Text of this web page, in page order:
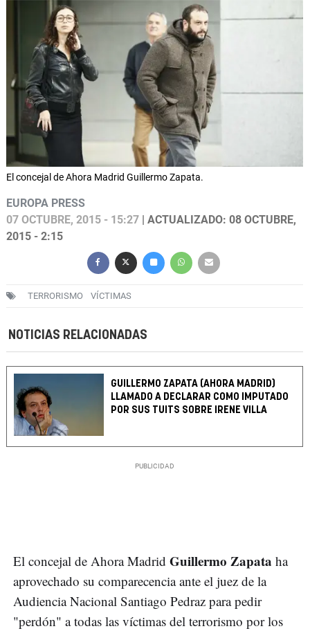
El concejal de Ahora Madrid Guillermo Zapata.
EUROPA PRESS
07 OCTUBRE, 2015 - 15:27 | ACTUALIZADO: 08 OCTUBRE,
2015 - 2:15
TERRORISMO VÍCTIMAS
NOTICIAS RELACIONADAS
GUILLERMO ZAPATA (AHORA MADRID)
LLAMADO A DECLARAR COMO IMPUTADO
POR SUS TUITS SOBRE IRENE VILLA
El concejal de Ahora Madrid Guillermo Zapata ha
aprovechado su comparecencia ante el juez de la
Audiencia Nacional Santiago Pedraz para pedir
"perdón" a todas las víctimas del terrorismo por los